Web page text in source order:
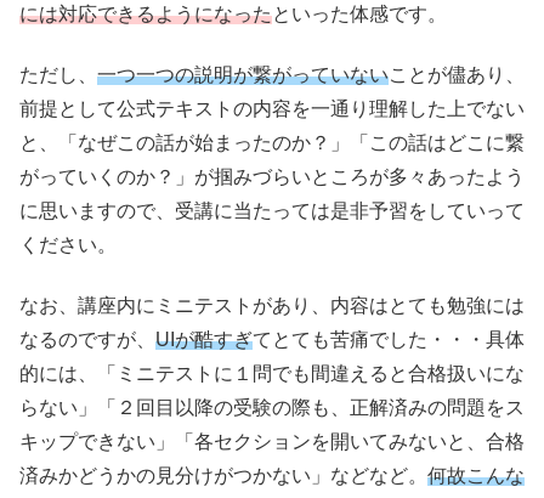
には対応できるようになったといった体感です。
ただし、 一つ一つの説明が繋がっていないことが儘あり、
前提として公式テキストの内容を一通り理解した上でない
と、「なぜこの話が始まったのか？」「この話はどこに繋
がっていくのか？」が掴みづらいところが多々あったよう
に思いますので、受講に当たっては是非予習をしていって
ください。
なお、講座内にミニテストがあり、内容はとても勉強には
なるのですが、 UIが酷すぎてとても苦痛でした・・・具体
的には、「ミニテストに１問でも間違えると合格扱いにな
らない」「２回目以降の受験の際も、正解済みの問題をス
キップできない」「各セクションを開いてみないと、合格
済みかどうかの見分けがつかない」などなど。 何故こんな